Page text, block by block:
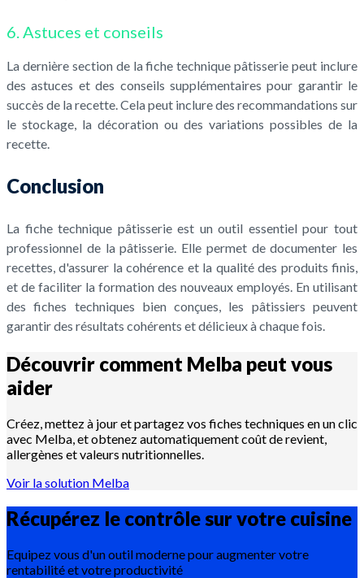
6. Astuces et conseils
La dernière section de la fiche technique pâtisserie peut inclure
des astuces et des conseils supplémentaires pour garantir le
succès de la recette. Cela peut inclure des recommandations sur
le stockage, la décoration ou des variations possibles de la
recette.
Conclusion
La fiche technique pâtisserie est un outil essentiel pour tout
professionnel de la pâtisserie. Elle permet de documenter les
recettes, d'assurer la cohérence et la qualité des produits finis,
et de faciliter la formation des nouveaux employés. En utilisant
des fiches techniques bien conçues, les pâtissiers peuvent
garantir des résultats cohérents et délicieux à chaque fois.
Découvrir comment Melba peut vous
aider
Créez, mettez à jour et partagez vos fiches techniques en un clic
avec Melba, et obtenez automatiquement coût de revient,
allergènes et valeurs nutritionnelles.
Voir la solution Melba
Récupérez le contrôle sur votre cuisine
Equipez vous d'un outil moderne pour augmenter votre
rentabilité et votre productivité